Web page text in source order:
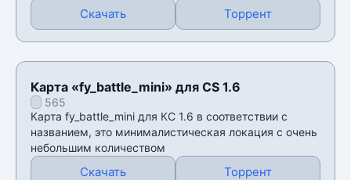
Скачать Торрент
Карта «fy_battle_mini» для CS 1.6
565
Карта fy_battle_mini для КС 1.6 в соответствии с
названием, это минималистическая локация с очень
небольшим количеством
Скачать Торрент